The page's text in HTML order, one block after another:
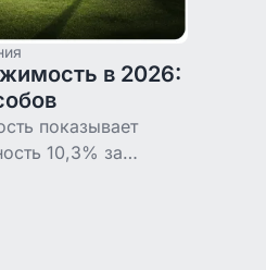
в 2026:
показывает
10,3% за